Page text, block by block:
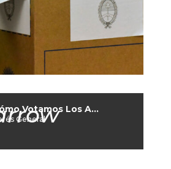
¿Cómo Votamos Los Argentinos?
General